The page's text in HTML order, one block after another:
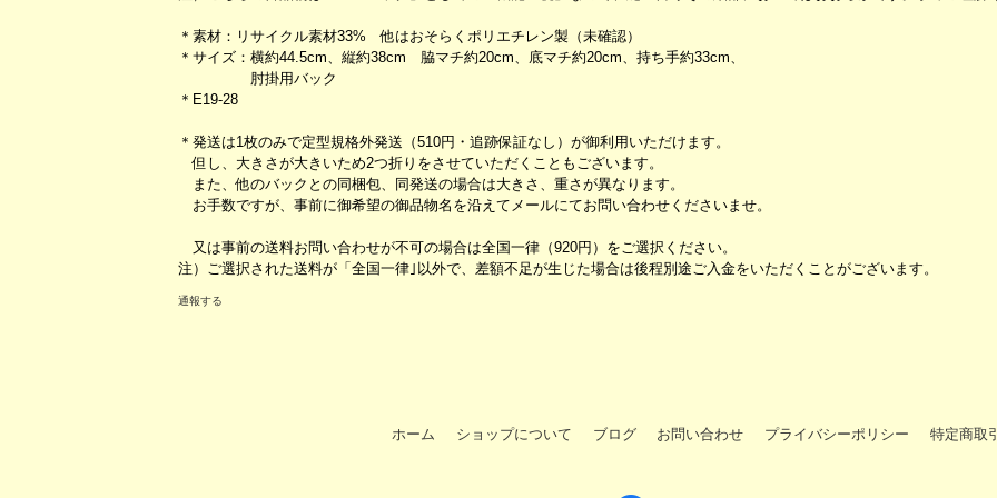
＊素材：リサイクル素材33% 他はおそらくポリエチレン製（未確認）
＊サイズ：横約44.5cm、縦約38cm 脇マチ約20cm、底マチ約20cm、持ち手約33cm、
肘掛用バック
＊E19-28
＊発送は1枚のみで定型規格外発送（510円・追跡保証なし）が御利用いただけます。
但し、大きさが大きいため2つ折りをさせていただくこともございます。
また、他のバックとの同梱包、同発送の場合は大きさ、重さが異なります。
お手数ですが、事前に御希望の御品物名を沿えてメールにてお問い合わせくださいませ。
又は事前の送料お問い合わせが不可の場合は全国一律（920円）をご選択ください。
注）ご選択された送料が「全国一律｣以外で、差額不足が生じた場合は後程別途ご入金をいただくことがございます。
通報する
ホーム ショップについて ブログ お問い合わせ プライバシーポリシー 特定商取